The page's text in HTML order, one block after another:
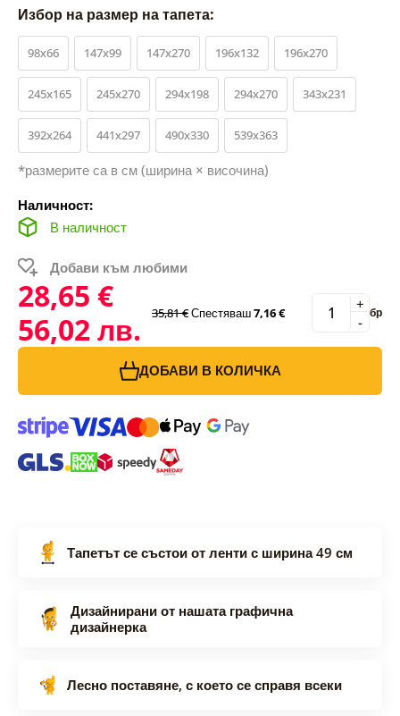
Избор на размер на тапета:
98x66 147x99 147x270 196x132 196x270
245x165 245x270 294x198 294x270 343x231
392x264 441x297 490x330 539x363
*размерите са в см (ширина × височина)
Наличност:
В наличност
Добави към любими
28,65 €
56,02 лв.
35,81 €Спестяваш7,16 € -
+ бр
ДОБАВИ В КОЛИЧКА
Тапетът се състои от ленти с ширина 49 см
Дизайнирани от нашата графична
дизайнерка
Лесно поставяне, с което се справя всеки